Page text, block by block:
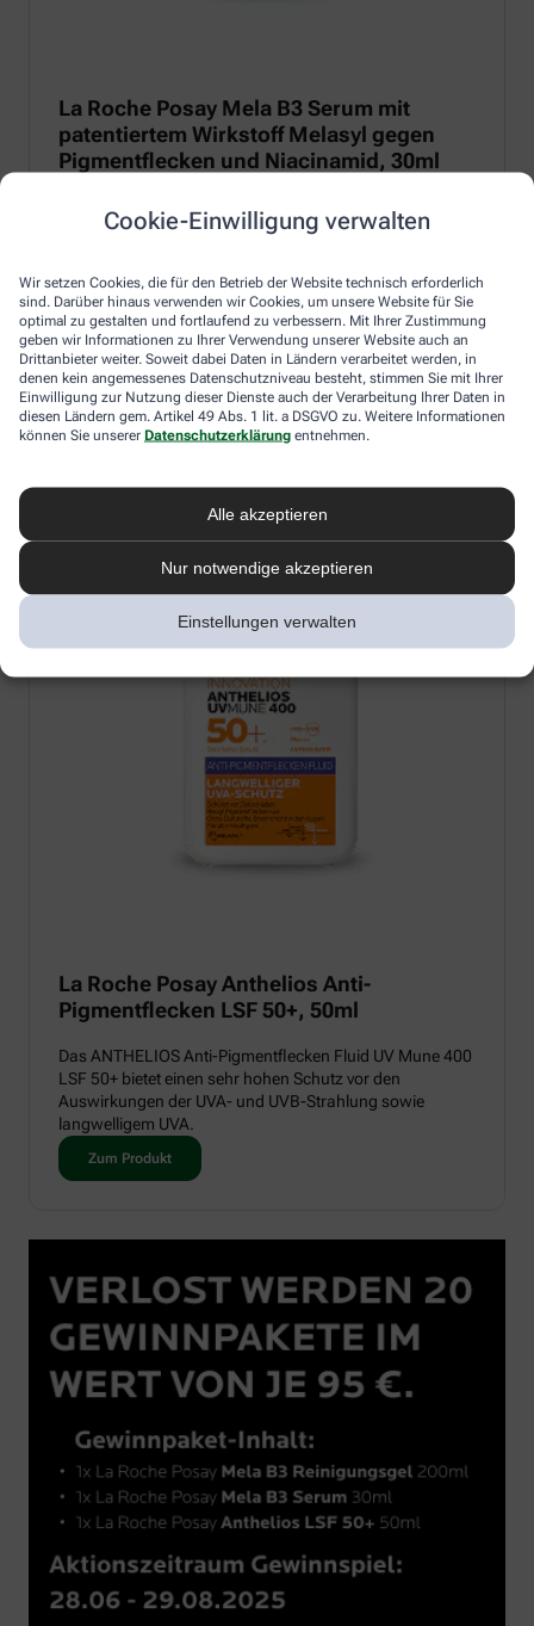
Cookie-Einwilligung verwalten
Wir setzen Cookies, die für den Betrieb der Website technisch erforderlich
sind. Darüber hinaus verwenden wir Cookies, um unsere Website für Sie
optimal zu gestalten und fortlaufend zu verbessern. Mit Ihrer Zustimmung
geben wir Informationen zu Ihrer Verwendung unserer Website auch an
Drittanbieter weiter. Soweit dabei Daten in Ländern verarbeitet werden, in
denen kein angemessenes Datenschutzniveau besteht, stimmen Sie mit Ihrer
Einwilligung zur Nutzung dieser Dienste auch der Verarbeitung Ihrer Daten in
diesen Ländern gem. Artikel 49 Abs. 1 lit. a DSGVO zu. Weitere Informationen
können Sie unserer Datenschutzerklärung entnehmen.
Alle akzeptieren
Nur notwendige akzeptieren
Einstellungen verwalten
La Roche Posay Mela B3 Serum mit
patentiertem Wirkstoff Melasyl gegen
Pigmentflecken und Niacinamid, 30ml
Regulierung von Melanin und 10 % Niacinamid für eine
Zum Produkt
La Roche Posay Anthelios Anti-
Pigmentflecken LSF 50+, 50ml
Das ANTHELIOS Anti-Pigmentflecken Fluid UV Mune 400
LSF 50+ bietet einen sehr hohen Schutz vor den
Auswirkungen der UVA- und UVB-Strahlung sowie
langwelligem UVA.
Zum Produkt